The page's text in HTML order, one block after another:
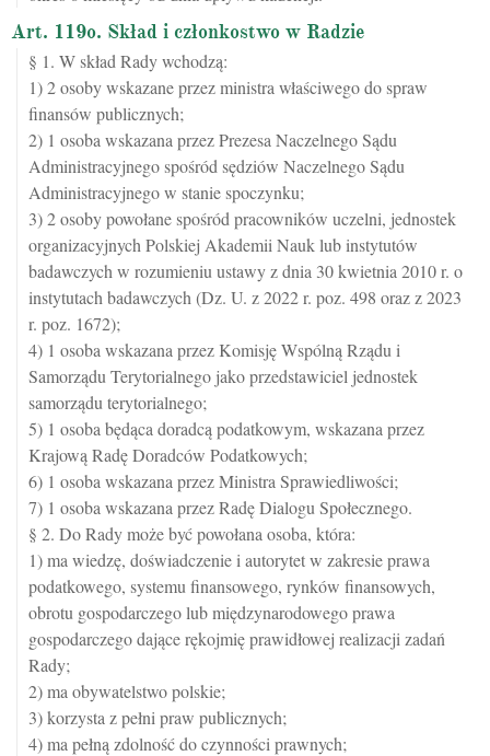
Art. 119o. Skład i członkostwo w Radzie
§ 1. W skład Rady wchodzą:
1) 2 osoby wskazane przez ministra właściwego do spraw
finansów publicznych;
2) 1 osoba wskazana przez Prezesa Naczelnego Sądu
Administracyjnego spośród sędziów Naczelnego Sądu
Administracyjnego w stanie spoczynku;
3) 2 osoby powołane spośród pracowników uczelni, jednostek
organizacyjnych Polskiej Akademii Nauk lub instytutów
badawczych w rozumieniu ustawy z dnia 30 kwietnia 2010 r. o
instytutach badawczych (Dz. U. z 2022 r. poz. 498 oraz z 2023
r. poz. 1672);
4) 1 osoba wskazana przez Komisję Wspólną Rządu i
Samorządu Terytorialnego jako przedstawiciel jednostek
samorządu terytorialnego;
5) 1 osoba będąca doradcą podatkowym, wskazana przez
Krajową Radę Doradców Podatkowych;
6) 1 osoba wskazana przez Ministra Sprawiedliwości;
7) 1 osoba wskazana przez Radę Dialogu Społecznego.
§ 2. Do Rady może być powołana osoba, która:
1) ma wiedzę, doświadczenie i autorytet w zakresie prawa
podatkowego, systemu finansowego, rynków finansowych,
obrotu gospodarczego lub międzynarodowego prawa
gospodarczego dające rękojmię prawidłowej realizacji zadań
Rady;
2) ma obywatelstwo polskie;
3) korzysta z pełni praw publicznych;
4) ma pełną zdolność do czynności prawnych;